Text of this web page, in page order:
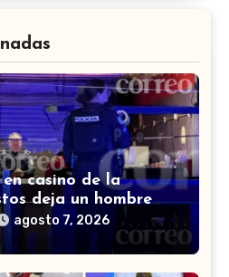
casino de la
deja un hombre
agosto 7, 2026